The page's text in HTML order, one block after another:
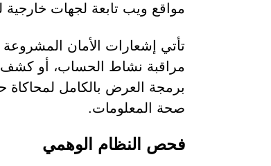
مواقع ويب تابعة لجهات خارجية
تأتي إشعارات الأمان
مراقبة نشاط الحساب، أو كشف
برمجة العرض بالكامل
صحة المعلومات.
فحص النظام الوهمي